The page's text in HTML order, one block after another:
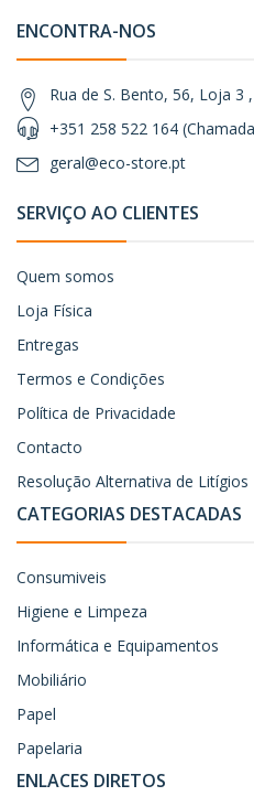
ENCONTRA-NOS
Rua de S. Bento, 56, Loja 3
+351 258 522 164
geral@eco-store.pt
SERVIÇO AO CLIENTES
Quem somos
Loja Física
Entregas
Termos e Condições
Política de Privacidade
Contacto
Resolução Alternativa de Litígios
CATEGORIAS DESTACADAS
Consumiveis
Higiene e Limpeza
Informática e Equipamentos
Mobiliário
Papel
Papelaria
ENLACES DIRETOS